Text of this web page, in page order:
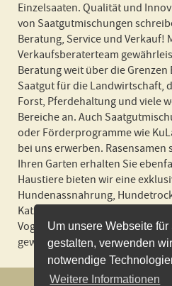
Um unsere Webseite
gestalten, verwenden
notwendige
Weitere Informationen
Einzelsaaten. Qualität und
von Saatgutmischungen
Beratung, Service und Verkauf!
Verkaufsberaterteam
Beratung weit über die
Saatgut für die Landwirtschaft,
Forst, Pferdehaltung und viele
Bereiche an. Auch
oder Förderprogramme wie
bei uns erwerben.
Ihren Garten erhalten Sie
Haustiere bieten wir eine
Hundenassnahrung,
Katzennassnahrung,
Vogel an! Wir liefern schnell und
gewohnter BSV Spitzenqualität!